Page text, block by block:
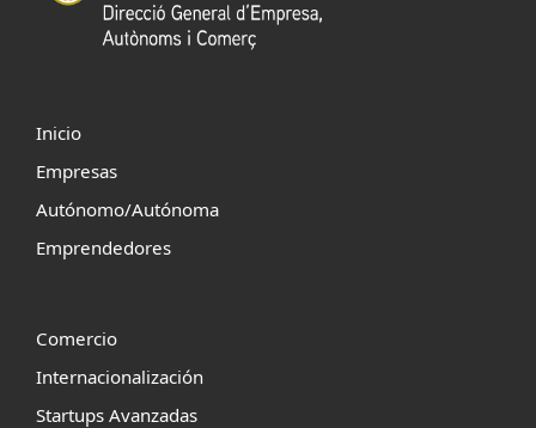
Inicio
Empresas
Autónomo/Autónoma
Emprendedores
Comercio
Internacionalización
Startups Avanzadas